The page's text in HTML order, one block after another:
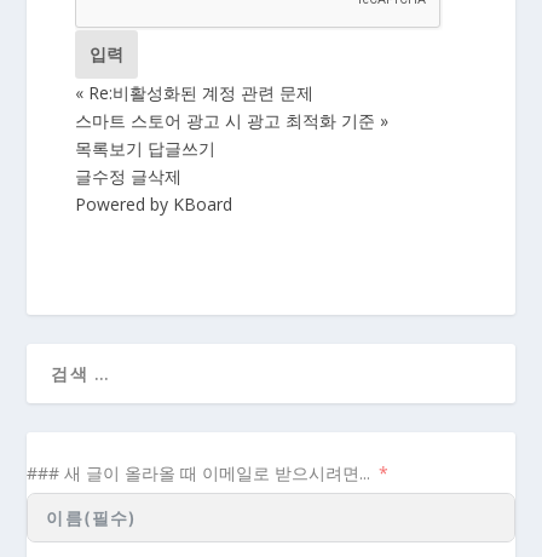
« Re:비활성화된 계정 관련 문제
스마트 스토어 광고 시 광고 최적화 기준 »
목록보기 답글쓰기
글수정 글삭제
Powered by KBoard
### 새 글이 올라올 때 이메일로 받으시려면...